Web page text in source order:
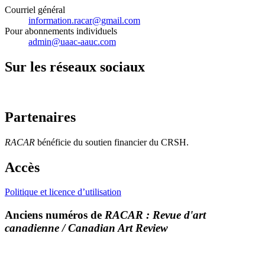
Courriel général
information.racar@gmail.com
Pour abonnements individuels
admin@uaac-aauc.com
Sur les réseaux sociaux
Partenaires
RACAR bénéficie du soutien financier du CRSH.
Accès
Politique et licence d’utilisation
Anciens numéros de RACAR : Revue d'art
canadienne / Canadian Art Review